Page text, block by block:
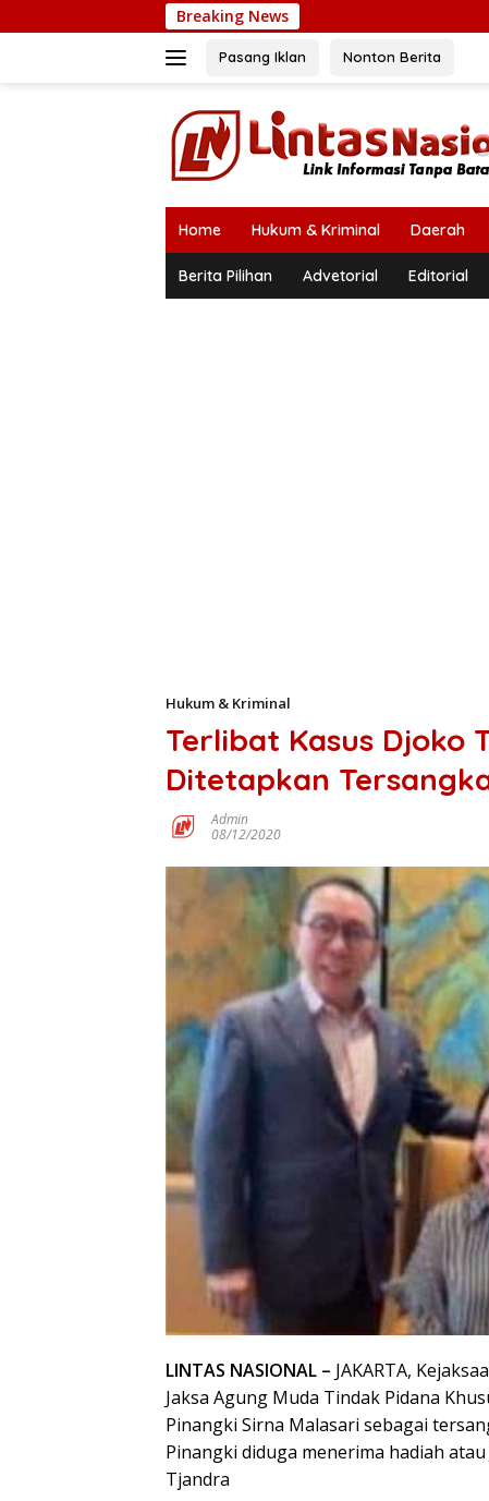
ke
Breaking News
Pasang Iklan Nonton Berita
Home Hukum & Kriminal Daerah
Berita Pilihan Advetorial Editorial
Hukum & Kriminal
Terlibat Kasus Djoko
Ditetapkan
Admin
08/12/2020
LINTAS NASIONAL – JAKARTA,
Jaksa Agung Muda Tindak Pidana
Pinangki Sirna Malasari sebagai
Pinangki diduga menerima hadiah
Tjandra